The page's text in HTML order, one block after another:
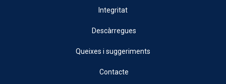
Integritat
Descàrregues
Queixes i suggeriments
Contacte